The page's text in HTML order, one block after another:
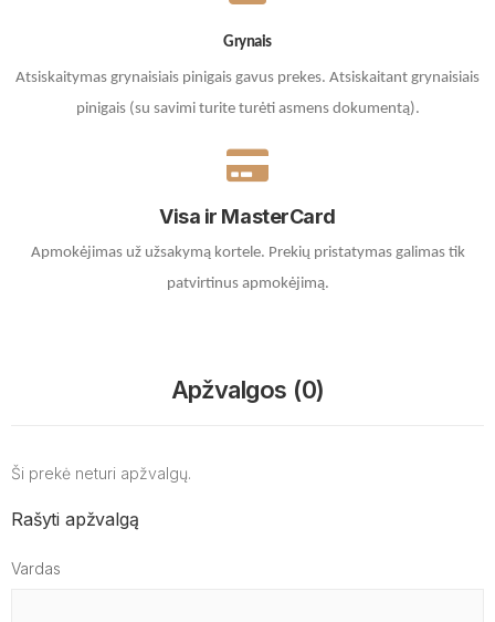
Grynais
Atsiskaitymas grynaisiais pinigais gavus prekes. Atsiskaitant grynaisiais
pinigais (su savimi turite turėti asmens dokumentą).
Visa ir MasterCard
Apmokėjimas už užsakymą kortele. Prekių pristatymas galimas tik
patvirtinus apmokėjimą.
Apžvalgos (0)
Ši prekė neturi apžvalgų.
Rašyti apžvalgą
Vardas